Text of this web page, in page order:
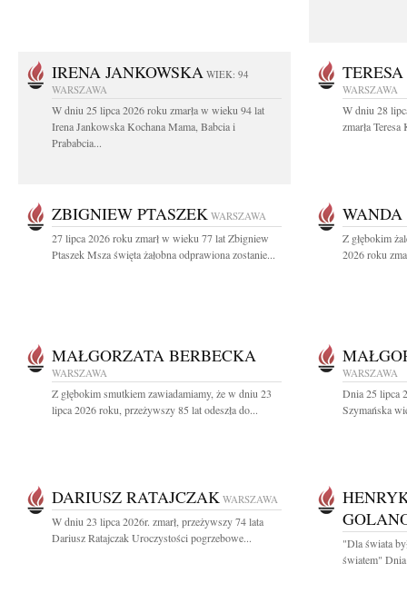
IRENA JANKOWSKA WIEK: 94
WARSZAWA
W dniu 25 lipca 2026 roku zmarła w wieku 94 lat
Irena Jankowska Kochana Mama, Babcia i
Prababcia...
WARSZAWA
W dniu 28
zmarła
ZBIGNIEW PTASZEK WARSZAWA
27 lipca 2026 roku zmarł w wieku 77 lat Zbigniew
Ptaszek Msza święta żałobna odprawiona zostanie...
Z głębokim
2026 roku
MAŁGORZATA BERBECKA
WARSZAWA
Z głębokim smutkiem zawiadamiamy, że w dniu 23
lipca 2026 roku, przeżywszy 85 lat odeszła do...
WARSZAWA
Dnia 25 lipca
Szymańska
DARIUSZ RATAJCZAK WARSZAWA
W dniu 23 lipca 2026r. zmarł, przeżywszy 74 lata
Dariusz Ratajczak Uroczystości pogrzebowe...
"Dla świata
światem"